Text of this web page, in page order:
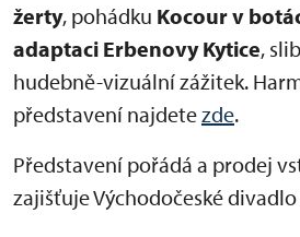
žerty, pohádku Kocour v
adaptaci Erbenovy Kytice,
hudebně-vizuální zážitek.
představení najdetezde.
Představení pořádá a prodej
zajišťuje Východočeské